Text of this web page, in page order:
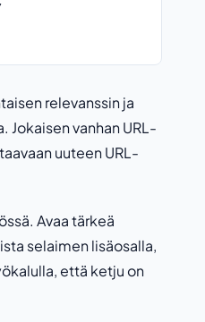
relevanssin ja
vanhan URL-
uuteen URL-
Avaa tärkeä
selaimen lisäosalla,
että ketju on